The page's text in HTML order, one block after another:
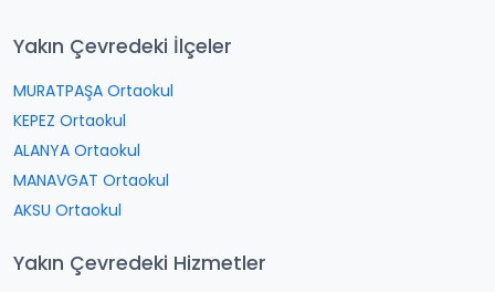
Yakın Çevredeki İlçeler
MURATPAŞA Ortaokul
KEPEZ Ortaokul
ALANYA Ortaokul
MANAVGAT Ortaokul
AKSU Ortaokul
Yakın Çevredeki Hizmetler